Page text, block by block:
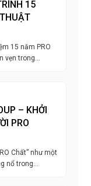
15
15 năm PRO
vẹn trong…
– KHỞI
PRO
Chất” như một
nổ trong…